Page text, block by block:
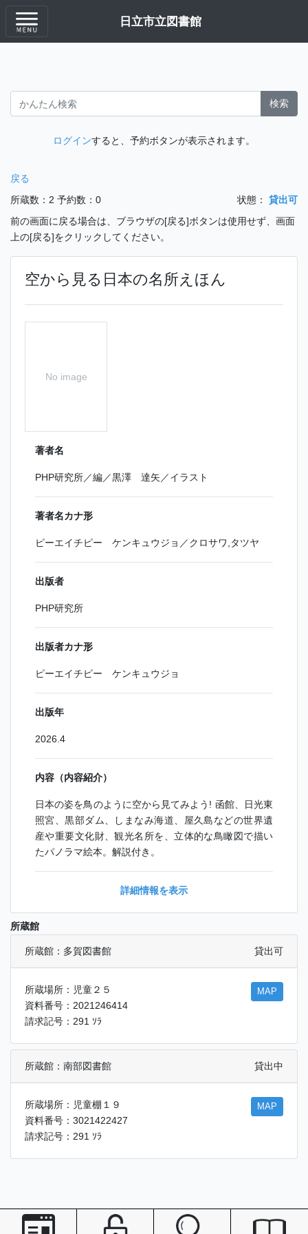
日立市立図書館
検索
ログインすると、予約ボタンが表示されます。
戻る
所蔵数：2 予約数：0 状態：
貸出可
前の画面に戻る場合は、ブラウザの[戻る]ボタンは使用せず、画面
上の[戻る]をクリックしてください。
空から見る日本の名所えほん
No image
著者名
PHP研究所／編／黒澤 達矢／イラスト
著者名カナ形
ピーエイチピー ケンキュウジョ／クロサワ,タツヤ
出版者
PHP研究所
出版者カナ形
ピーエイチピー ケンキュウジョ
出版年
2026.4
内容（内容紹介）
日本の姿を鳥のように空から見てみよう! 函館、日光東
照宮、黒部ダム、しまなみ海道、屋久島などの世界遺
産や重要文化財、観光名所を、立体的な鳥瞰図で描い
たパノラマ絵本。解説付き。
詳細情報を表示
所蔵館
所蔵館：多賀図書館 貸出可
所蔵場所：児童２５
資料番号：2021246414
請求記号：291 ｿﾗ
MAP
所蔵館：南部図書館 貸出中
所蔵場所：児童棚１９
資料番号：3021422427
請求記号：291 ｿﾗ
MAP